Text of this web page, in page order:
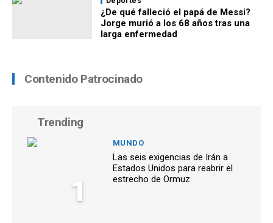
¿De qué falleció el papá de Messi?
Jorge murió a los 68 años tras una
larga enfermedad
Contenido Patrocinado
Trending
1
MUNDO
Las seis exigencias de Irán a
Estados Unidos para reabrir el
estrecho de Ormuz